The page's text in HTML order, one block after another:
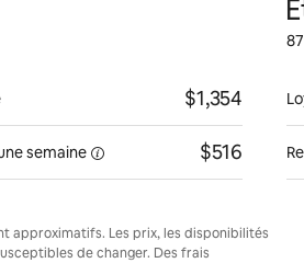
$1,354
semaine $516
approximatifs. Les prix, les disponibilités
de changer. Des frais